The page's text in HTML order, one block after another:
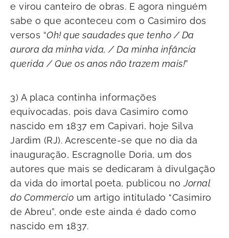
e virou canteiro de obras. E agora ninguém
sabe o que aconteceu com o Casimiro dos
versos “Oh! que saudades que tenho / Da
aurora da minha vida, / Da minha infância
querida / Que os anos não trazem mais!”
3) A placa continha informações
equivocadas, pois dava Casimiro como
nascido em 1837 em Capivari, hoje Silva
Jardim (RJ). Acrescente-se que no dia da
inauguração, Escragnolle Doria, um dos
autores que mais se dedicaram à divulgação
da vida do imortal poeta, publicou noJornal
do Commercio um artigo intitulado “Casimiro
de Abreu”, onde este ainda é dado como
nascido em 1837.